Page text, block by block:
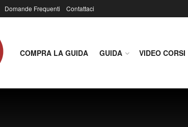
Domande Frequenti Contattaci
COMPRA LA GUIDA GUIDA VIDEO CORSI